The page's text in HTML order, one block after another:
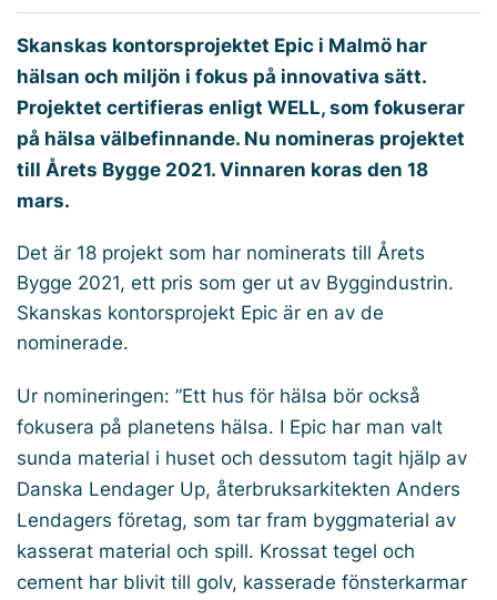
Skanskas kontorsprojektet Epic i Malmö har
hälsan och miljön i fokus på innovativa sätt.
Projektet certifieras enligt WELL, som fokuserar
på hälsa välbefinnande. Nu nomineras projektet
till Årets Bygge 2021. Vinnaren koras den 18
mars.
Det är 18 projekt som har nominerats till Årets
Bygge 2021, ett pris som ger ut av Byggindustrin.
Skanskas kontorsprojekt Epic är en av de
nominerade.
Ur nomineringen: ”Ett hus för hälsa bör också
fokusera på planetens hälsa. I Epic har man valt
sunda material i huset och dessutom tagit hjälp av
Danska Lendager Up, återbruksarkitekten Anders
Lendagers företag, som tar fram byggmaterial av
kasserat material och spill. Krossat tegel och
cement har blivit till golv, kasserade fönsterkarmar